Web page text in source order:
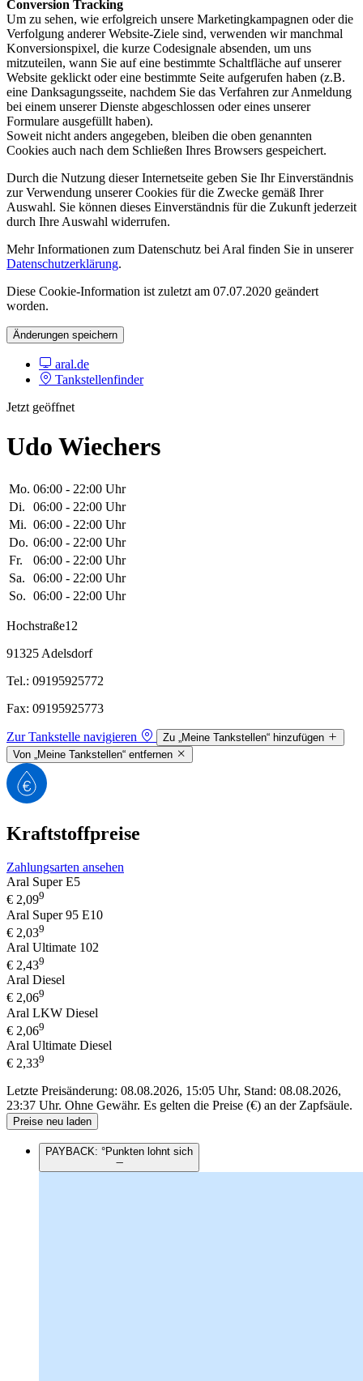
Conversion Tracking
Um zu sehen, wie erfolgreich unsere Marketingkampagnen oder die
Verfolgung anderer Website-Ziele sind, verwenden wir manchmal
Konversionspixel, die kurze Codesignale absenden, um uns
mitzuteilen, wann Sie auf eine bestimmte Schaltfläche auf unserer
Website geklickt oder eine bestimmte Seite aufgerufen haben (z.B.
eine Danksagungsseite, nachdem Sie das Verfahren zur Anmeldung
bei einem unserer Dienste abgeschlossen oder eines unserer
Formulare ausgefüllt haben).
Soweit nicht anders angegeben, bleiben die oben genannten
Cookies auch nach dem Schließen Ihres Browsers gespeichert.
Durch die Nutzung dieser Internetseite geben Sie Ihr Einverständnis
zur Verwendung unserer Cookies für die Zwecke gemäß Ihrer
Auswahl. Sie können dieses Einverständnis für die Zukunft jederzeit
durch Ihre Auswahl widerrufen.
Mehr Informationen zum Datenschutz bei Aral finden Sie in unserer
Datenschutzerklärung.
Diese Cookie-Information ist zuletzt am 07.07.2020 geändert
worden.
Änderungen speichern
aral.de
Tankstellenfinder
Jetzt geöffnet
Udo Wiechers
Mo. 06:00 - 22:00 Uhr
Di.
06:00 - 22:00 Uhr
Mi. 06:00 - 22:00 Uhr
Do. 06:00 - 22:00 Uhr
Fr.
06:00 - 22:00 Uhr
Sa.
06:00 - 22:00 Uhr
So. 06:00 - 22:00 Uhr
Hochstraße12
91325 Adelsdorf
Tel.: 09195925772
Fax: 09195925773
Zur Tankstelle navigieren
Zu „Meine Tankstellen“ hinzufügen
Von „Meine Tankstellen“ entfernen
Kraftstoffpreise
Zahlungsarten ansehen
Aral Super E5
€ 2,099
Aral Super 95 E10
€ 2,039
Aral Ultimate 102
€ 2,439
Aral Diesel
€ 2,069
Aral LKW Diesel
€ 2,069
Aral Ultimate Diesel
€ 2,339
Letzte Preisänderung: 08.08.2026, 15:05 Uhr, Stand: 08.08.2026,
23:37 Uhr. Ohne Gewähr. Es gelten die Preise (€) an der Zapfsäule.
Preise neu laden
PAYBACK: °Punkten lohnt sich